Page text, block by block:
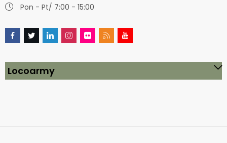
Pon - Pt/ 7:00 - 15:00
Locoarmy